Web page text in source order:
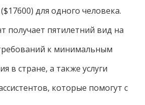
для одного человека.
получает пятилетний вид на
к минимальным
в стране, а также услуги
которые помогут с